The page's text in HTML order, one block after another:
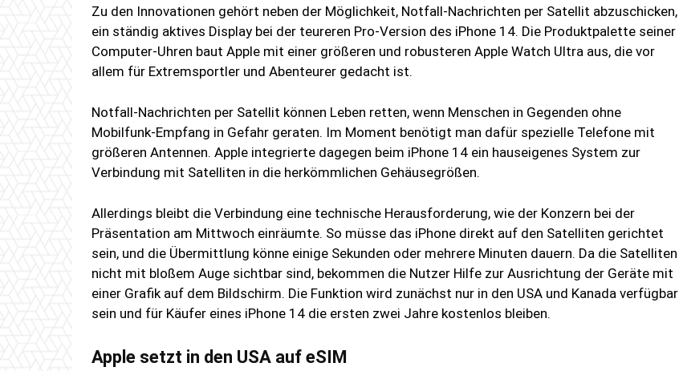
Zu den Innovationen gehört neben der Möglichkeit, Notfall-Nachrichten per Satellit abzuschicken,
ein ständig aktives Display bei der teureren Pro-Version des iPhone 14. Die Produktpalette seiner
Computer-Uhren baut Apple mit einer größeren und robusteren Apple Watch Ultra aus, die vor
allem für Extremsportler und Abenteurer gedacht ist.
Notfall-Nachrichten per Satellit können Leben retten, wenn Menschen in Gegenden ohne
Mobilfunk-Empfang in Gefahr geraten. Im Moment benötigt man dafür spezielle Telefone mit
größeren Antennen. Apple integrierte dagegen beim iPhone 14 ein hauseigenes System zur
Verbindung mit Satelliten in die herkömmlichen Gehäusegrößen.
Allerdings bleibt die Verbindung eine technische Herausforderung, wie der Konzern bei der
Präsentation am Mittwoch einräumte. So müsse das iPhone direkt auf den Satelliten gerichtet
sein, und die Übermittlung könne einige Sekunden oder mehrere Minuten dauern. Da die Satelliten
nicht mit bloßem Auge sichtbar sind, bekommen die Nutzer Hilfe zur Ausrichtung der Geräte mit
einer Grafik auf dem Bildschirm. Die Funktion wird zunächst nur in den USA und Kanada verfügbar
sein und für Käufer eines iPhone 14 die ersten zwei Jahre kostenlos bleiben.
Apple setzt in den USA auf eSIM